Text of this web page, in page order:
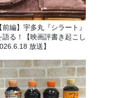
【前編】宇多丸『シラート』
語る！【映画評書き起こし
放送】